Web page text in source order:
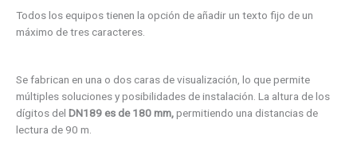
Todos los equipos tienen la opción de añadir un texto fijo de un
máximo de tres caracteres.
Se fabrican en una o dos caras de visualización, lo que permite
múltiples soluciones y posibilidades de instalación. La altura de los
dígitos del DN189 es de 180 mm,permitiendo una distancias de
lectura de 90 m.